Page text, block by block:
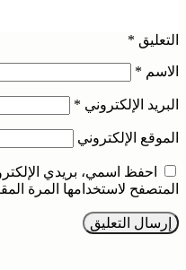
التعليق *
الاسم *
البريد الإلكتروني *
الموقع الإلكتروني
احفظ اسمي، بريدي
المتصفح لاستخدامها المرة